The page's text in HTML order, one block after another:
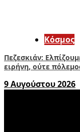
Κόσμος
Πεζεσκιάν:
ειρήνη, ούτε
9 Αυγούστου 2026